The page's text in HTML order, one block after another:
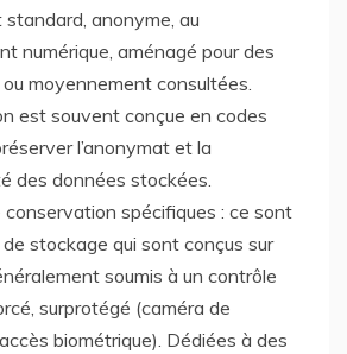
anonyme, au
numérique, aménagé pour des
moyennement consultées.
est souvent conçue en codes
l’anonymat et la
des données stockées.
conservation spécifiques : ce sont
stockage qui sont conçus sur
soumis à un contrôle
surprotégé (caméra de
biométrique). Dédiées à des